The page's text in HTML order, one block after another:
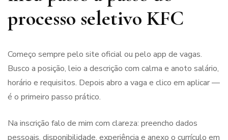
processo seletivo KFC
Começo sempre pelo site oficial ou pelo app de vagas.
Busco a posição, leio a descrição com calma e anoto salário,
horário e requisitos. Depois abro a vaga e clico em aplicar —
é o primeiro passo prático.
Na inscrição falo de mim com clareza: preencho dados
pessoais, disponibilidade, experiência e anexo o currículo em